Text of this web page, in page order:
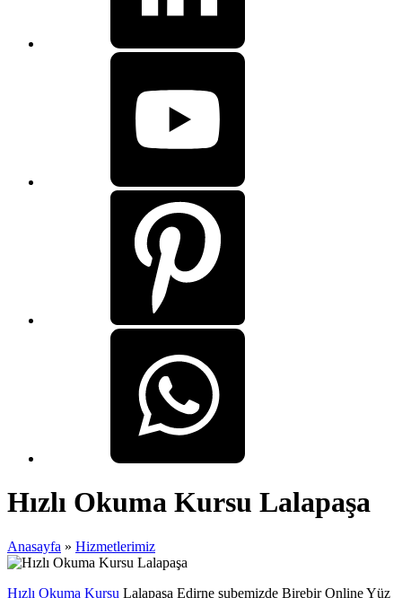
Hızlı Okuma Kursu Lalapaşa
Anasayfa » Hizmetlerimiz
Hızlı Okuma Kursu Lalapaşa Edirne şubemizde Birebir Online Yüz